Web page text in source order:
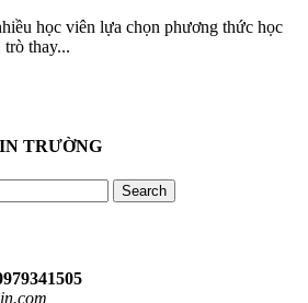
học viên lựa chọn phương thức học
thay...
TRƯỜNG